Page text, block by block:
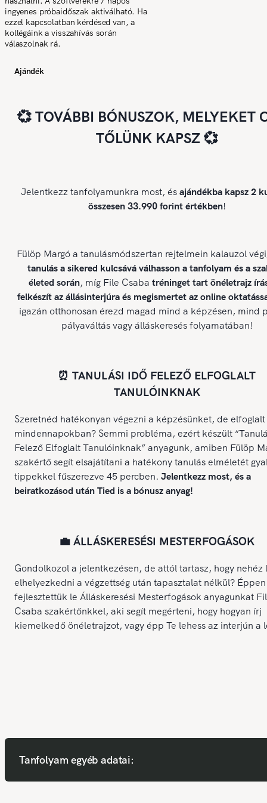
ingyenes próbaidőszak aktiválható. Ha
ezzel kapcsolatban kérdésed van, a
kollégáink a visszahívás során
válaszolnak rá.
Ajándék
💞 TOVÁBBI BÓNUSZOK, MELYEKET
TŐLÜNK KAPSZ 💞
Jelentkezz tanfolyamunkra most, ésajándékba kapsz 2
összesen 33.990 forint értékben!
Fülöp Margó a tanulásmódszertan rejtelmein kalauzol
tanulás a sikered kulcsává válhasson a tanfolyam és a
életed során, míg File Csaba tréninget tart önéletrajz
felkészít az állásinterjúra és megismertet az online
igazán otthonosan érezd magad mind a képzésen, mind
pályaváltás vagy álláskeresés folyamatában!
⏰ TANULÁSI IDŐ FELEZŐ ELFOGLALT
TANULÓINKNAK
Szeretnéd hatékonyan végezni a képzésünket, de elfoglalt
mindennapokban? Semmi probléma, ezért készült
Felező Elfoglalt Tanulóinknak” anyagunk, amiben Fülöp
szakértő segít elsajátítani a hatékony tanulás elméletét
tippekkel fűszerezve 45 percben. Jelentkezz most, és a
beiratkozásod után Tied is a bónusz anyag!
💼 ÁLLÁSKERESÉSI MESTERFOGÁSOK
Gondolkozol a jelentkezésen, de attól tartasz, hogy nehéz
elhelyezkedni a végzettség után tapasztalat nélkül?
fejlesztettük le Álláskeresési Mesterfogások anyagunkat
Csaba szakértőnkkel, aki segít megérteni, hogy hogyan írj
kiemelkedő önéletrajzot, vagy épp Te lehess az interjún a
Tanfolyam egyéb adatai: